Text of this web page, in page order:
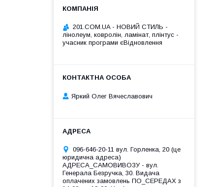
201.COM.UA - НОВИЙ СТИЛЬ -
лінолеум, ковролін, ламінат, плінтус -
учасник програми єВідновлення
Яркий Олег Вячеславович
096-646-20-11 вул. Горленка, 20 (це
юридична адреса)
АДРЕСА_САМОВИВОЗУ - вул.
Генерала Безручка, 30. Видача
оплачених замовлень ПО_СЕРЕДАХ з